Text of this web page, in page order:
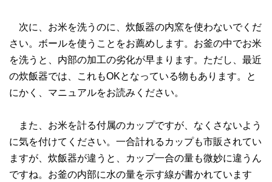
次に、お米を洗うのに、炊飯器の内窯を使わないでくだ
さい。ボールを使うことをお薦めします。お釜の中でお米
を洗うと、内部の加工の劣化が早まります。ただし、最近
の炊飯器では、これもOKとなっている物もあります。と
にかく、マニュアルをお読みください。
また、お米を計る付属のカップですが、なくさないよう
に気を付けてください。一合計れるカップも市販されてい
ますが、炊飯器が違うと、カップ一合の量も微妙に違うん
ですね。お釜の内部に水の量を示す線が書かれています